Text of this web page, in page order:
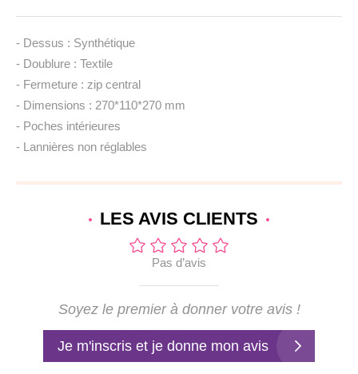
- Dessus : Synthétique
- Doublure : Textile
- Fermeture : zip central
- Dimensions : 270*110*270 mm
- Poches intérieures
- Lannières non réglables
LES AVIS CLIENTS
Pas d’avis
Soyez le premier à donner votre avis !
Je m'inscris et je donne mon avis